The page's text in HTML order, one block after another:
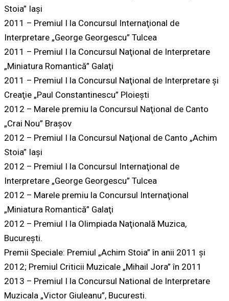
Stoia” Iaşi
2011 – Premiul I la Concursul Internaţional de
Interpretare „George Georgescu” Tulcea
2011 – Premiul I la Concursul Naţional de Interpretare
„Miniatura Romantică” Galaţi
2011 – Premiul I la Concursul Naţional de Interpretare şi
Creaţie „Paul Constantinescu” Ploieşti
2012 – Marele premiu la Concursul Naţional de Canto
„Crai Nou” Braşov
2012 – Premiul I la Concursul Naţional de Canto „Achim
Stoia” Iaşi
2012 – Premiul I la Concursul Internaţional de
Interpretare „George Georgescu” Tulcea
2012 – Marele premiu la Concursul Internaţional
„Miniatura Romantică” Galaţi
2012 – Premiul I la Olimpiada Naţională Muzica,
Bucureşti.
Premii Speciale: Premiul „Achim Stoia” în anii 2011 şi
2012; Premiul Criticii Muzicale „Mihail Jora” în 2011
2013 – Premiul I la Concursul National de Interpretare
Muzicala „Victor Giuleanu”, Bucuresti.